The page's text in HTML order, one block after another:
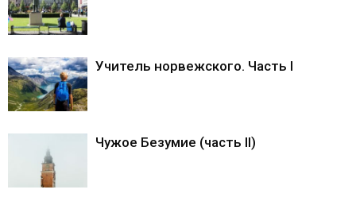
Учитель норвежского. Часть I
Чужое Безумие (часть II)